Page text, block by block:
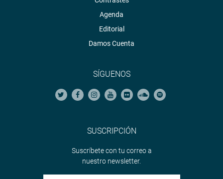
Agenda
Editorial
Damos Cuenta
SÍGUENOS
SUSCRIPCIÓN
Suscríbete con tu correo a
nuestro newsletter.